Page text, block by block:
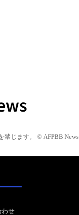
禁じます。 © AFPBB News
わせ